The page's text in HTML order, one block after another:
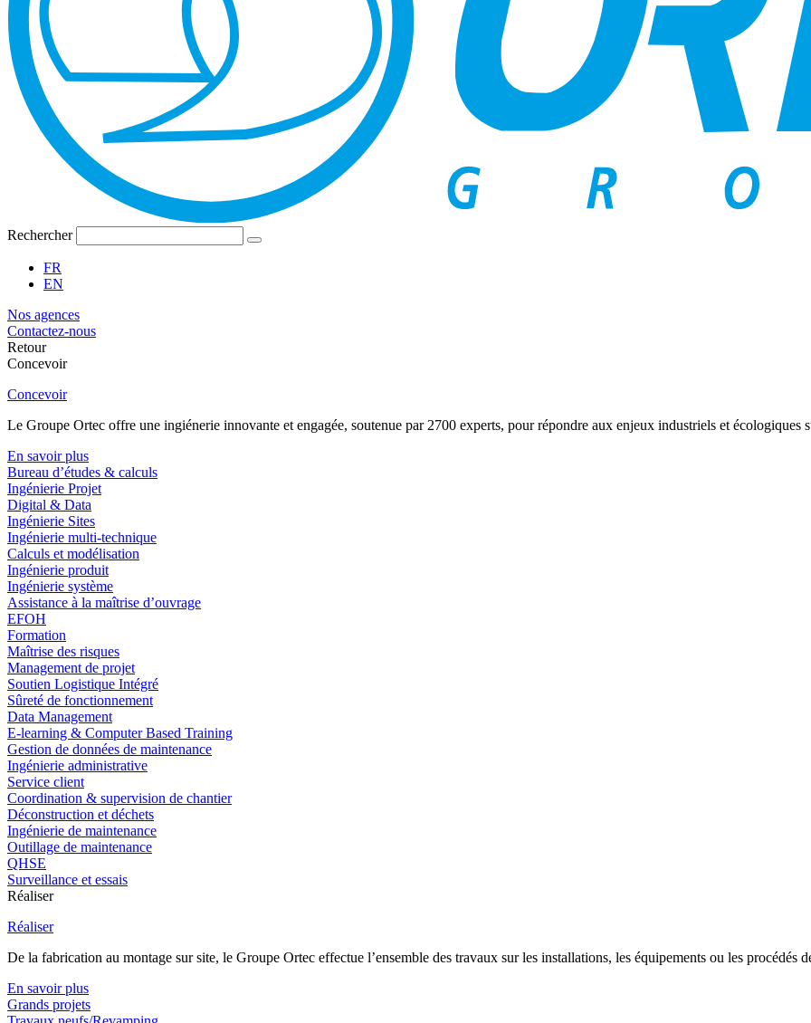
Rechercher
FR
EN
Nos agences
Contactez-nous
Retour
Concevoir
Concevoir
Le Groupe Ortec offre une ingiénerie innovante et engagée, soutenue par 2700 experts, pour répondre aux enjeux industriels et écologiques
En savoir plus
Bureau d’études & calculs
Ingénierie Projet
Digital & Data
Ingénierie Sites
Ingénierie multi-technique
Calculs et modélisation
Ingénierie produit
Ingénierie système
Assistance à la maîtrise d’ouvrage
EFOH
Formation
Maîtrise des risques
Management de projet
Soutien Logistique Intégré
Sûreté de fonctionnement
Data Management
E-learning & Computer Based Training
Gestion de données de maintenance
Ingénierie administrative
Service client
Coordination & supervision de chantier
Déconstruction et déchets
Ingénierie de maintenance
Outillage de maintenance
QHSE
Surveillance et essais
Réaliser
Réaliser
De la fabrication au montage sur site, le Groupe Ortec effectue l’ensemble des travaux sur les installations, les équipements ou les procédés
En savoir plus
Grands projets